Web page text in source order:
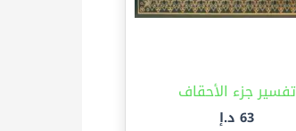
تفسير جزء الأحقاف
63 د.إ